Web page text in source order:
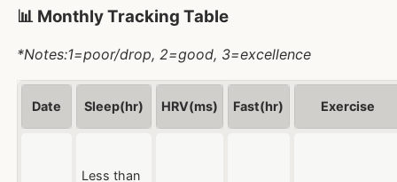
📊 Monthly Tracking Table
*Notes:1=poor/drop, 2=good, 3=excellence
Date Sleep(hr) HRV(ms) Fast(hr) Exercise
Less than